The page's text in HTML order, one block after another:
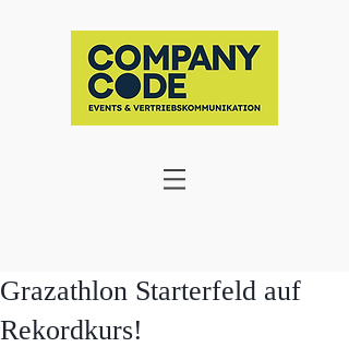
Grazathlon Starterfeld auf
Rekordkurs!